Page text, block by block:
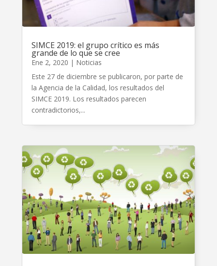
SIMCE 2019: el grupo crítico es más
grande de lo que se cree
Ene 2, 2020 | Noticias
Este 27 de diciembre se publicaron, por parte de
la Agencia de la Calidad, los resultados del
SIMCE 2019. Los resultados parecen
contradictorios,...